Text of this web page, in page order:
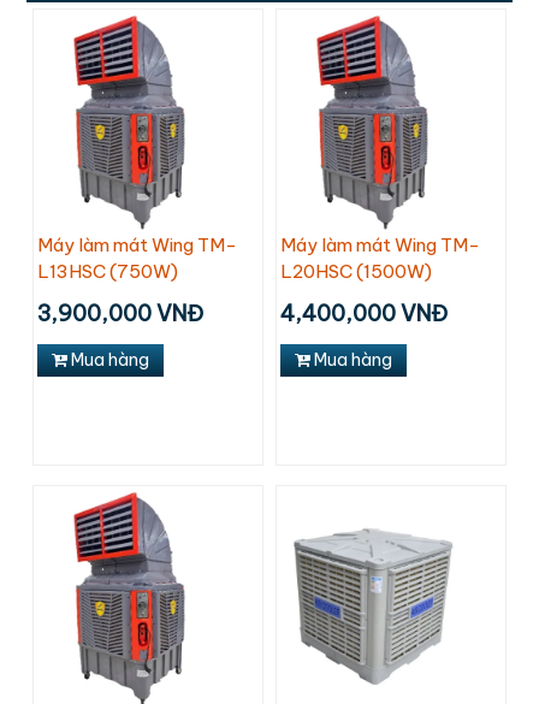
Máy làm mát Wing TM-
L13HSC (750W)
3,900,000 VNĐ
Mua hàng
Máy làm mát Wing TM-
L20HSC (1500W)
4,400,000 VNĐ
Mua hàng